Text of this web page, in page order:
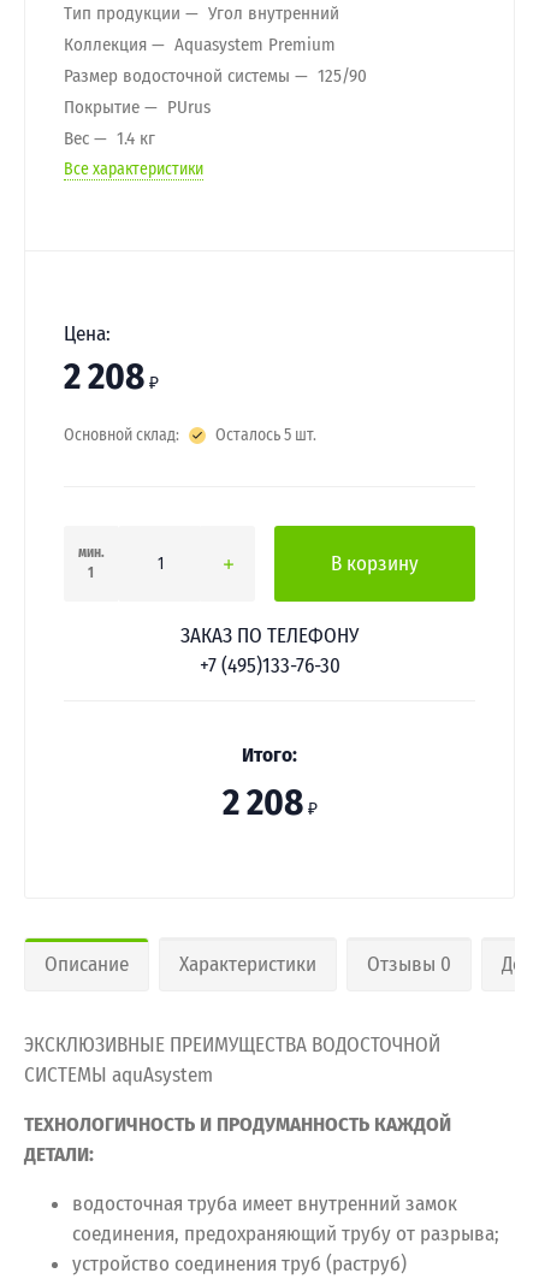
Тип продукции
Угол внутренний
Коллекция
Aquasystem Premium
Размер водосточной системы
125/90
Покрытие
PUrus
Вес
1.4 кг
Все характеристики
Цена:
2 208 ₽
Основной склад: Осталось 5 шт.
мин.
1
В корзину
ЗАКАЗ ПО ТЕЛЕФОНУ
+7 (495)133-76-30
Итого:
2 208 ₽
Описание Характеристики Отзывы 0
ЭКСКЛЮЗИВНЫЕ ПРЕИМУЩЕСТВА ВОДОСТОЧНОЙ
СИСТЕМЫ aquAsystem
ТЕХНОЛОГИЧНОСТЬ И ПРОДУМАННОСТЬ КАЖДОЙ
ДЕТАЛИ:
водосточная труба имеет внутренний замок
соединения, предохраняющий трубу от разрыва;
устройство соединения труб (раструб)